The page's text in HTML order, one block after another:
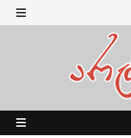
Skip
to MENU